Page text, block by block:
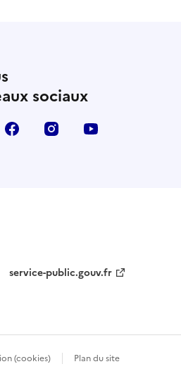
sociaux
facebook instagram
service-public.gouv.fr
(cookies) Plan du site